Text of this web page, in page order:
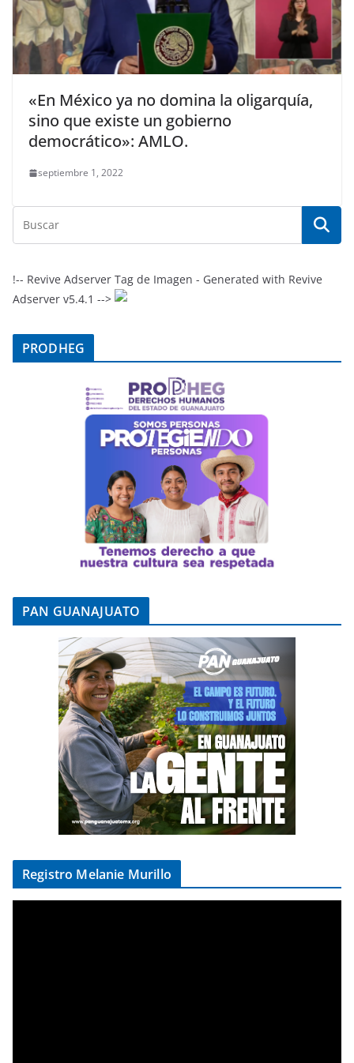
«En México ya no domina la oligarquía,
sino que existe un gobierno
democrático»: AMLO.
septiembre 1, 2022
!-- Revive Adserver Tag de Imagen - Generated with Revive
Adserver v5.4.1 -->
PRODHEG
PAN GUANAJUATO
Registro Melanie Murillo